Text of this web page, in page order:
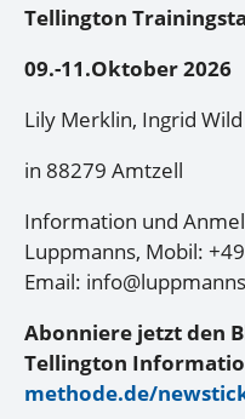
Tellington
09.-11.Oktober 2026
Lily Merklin, Ingrid
in 88279 Amtzell
Information und
Luppmanns, Mobil:
Email:
Abonniere jetzt den
Tellington
methode.de/